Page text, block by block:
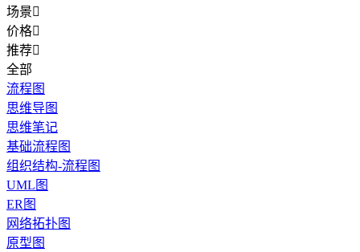
场景
价格
推荐
全部
流程图
思维导图
思维笔记
基础流程图
组织结构-流程图
UML图
ER图
网络拓扑图
原型图